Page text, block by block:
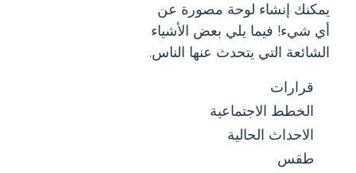
يمكنك إنشاء لوحة مصورة عن
أي شيء! فيما يلي بعض الأشياء
الشائعة التي يتحدث عنها الناس.
قرارات
الخطط الاجتماعية
الاحداث الحالية
طقس